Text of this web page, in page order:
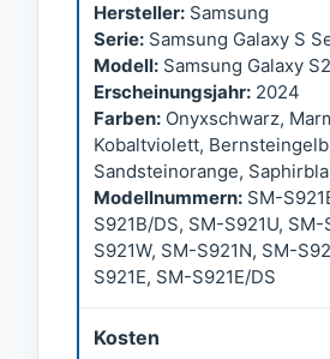
Hersteller: Samsung
Serie: Samsung Galaxy S
Modell: Samsung Galaxy
Erscheinungsjahr: 2024
Farben: Onyxschwarz,
Kobaltviolett,
Sandsteinorange,
Modellnummern: SM-
S921B/DS, SM-S921U, SM-
S921W, SM-S921N, SM-
S921E, SM-S921E/DS
Kosten